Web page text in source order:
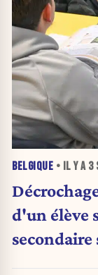
BELGIQUE • IL Y A 3
d'un élève
secondaire